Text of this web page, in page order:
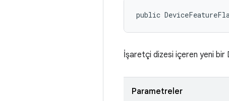
public
İşaretçi dizesi içeren yeni bir
Parametreler